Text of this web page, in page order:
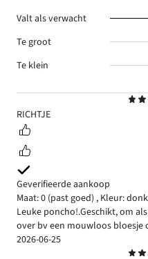
5
RICHTJE
Geverifieerde aankoop
Maat: 0 (past goed) , Kleur:
Leuke poncho!.Geschikt, om
over bv een mouwloos bloesje
2026-06-25
Valt als verwacht
Te groot
Te klein